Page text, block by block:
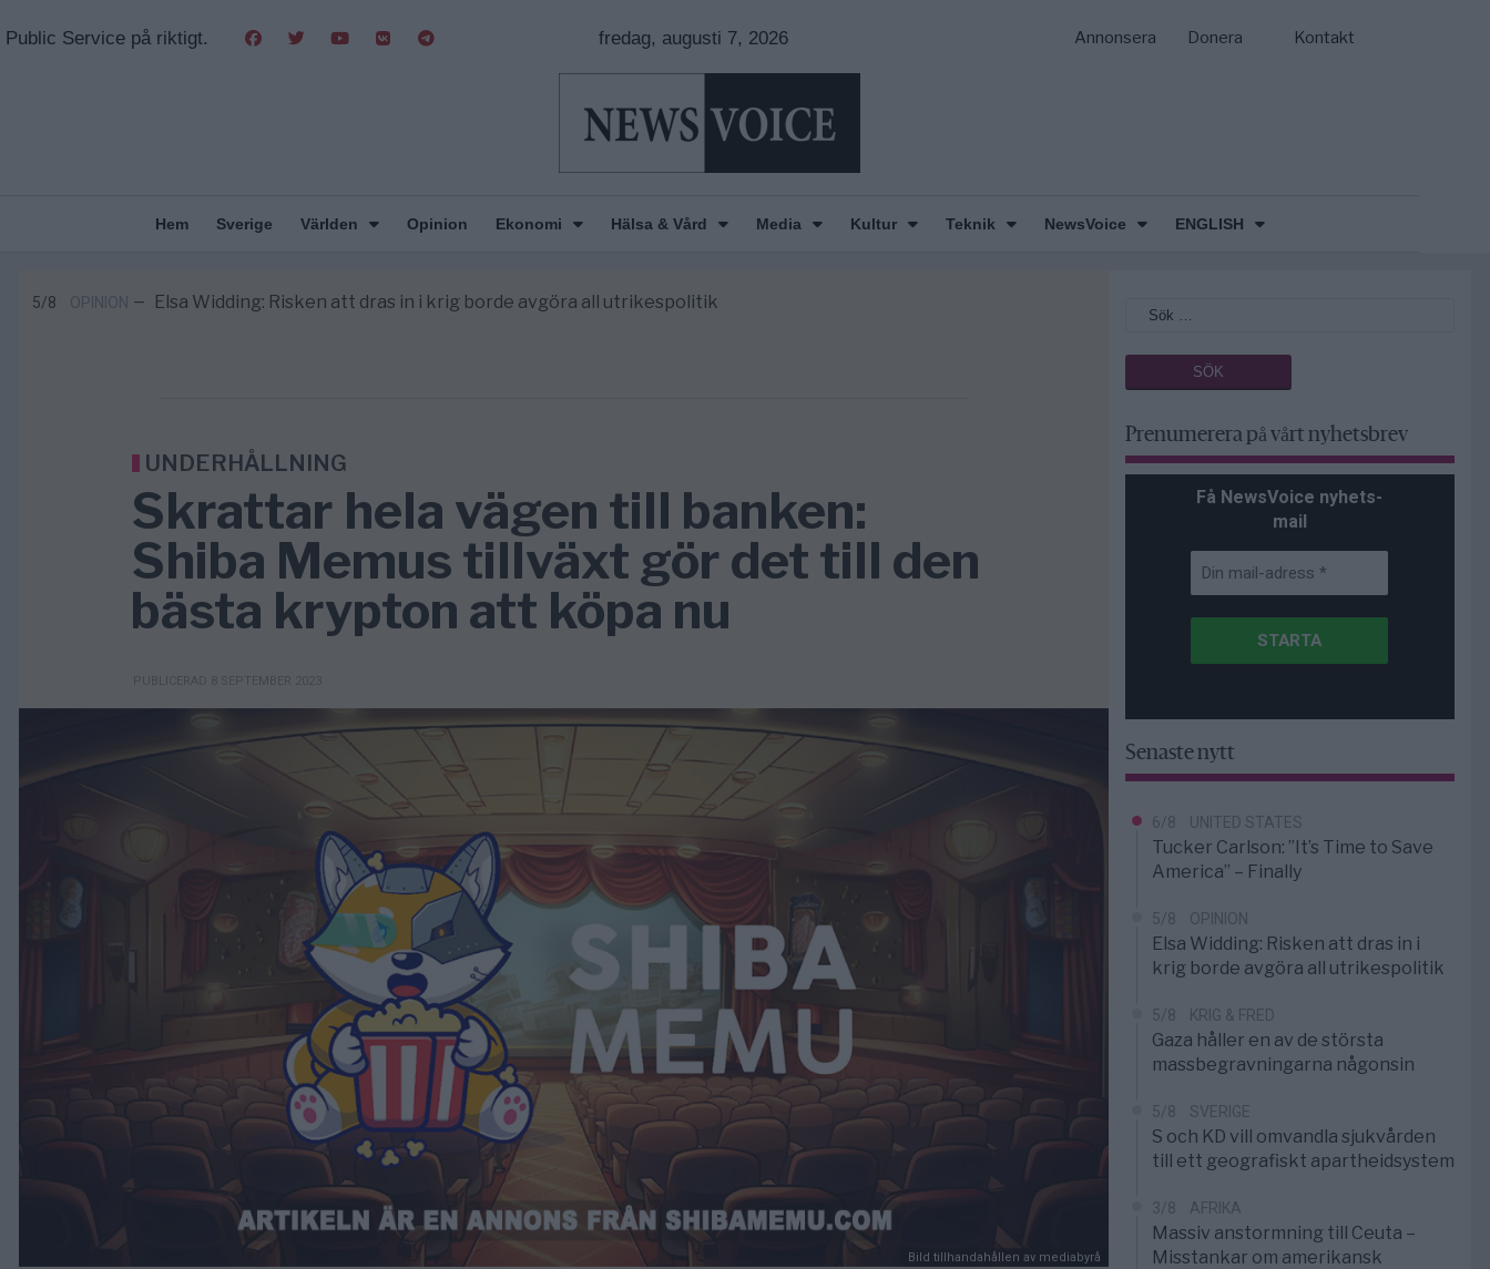
Public Service på riktigt. fredag, augusti 7, 2026 Annonsera Donera Kontakt
Hem Sverige Världen Opinion Ekonomi Hälsa & Vård Media Kultur Teknik NewsVoice
ENGLISH
5/8 OPINION — Elsa Widding: Risken att dras in i krig borde avgöra all utrikespolitik
UNDERHÅLLNING
Skrattar hela vägen till banken:
Shiba Memus tillväxt gör det till den
bästa krypton att köpa nu
PUBLICERAD 8 SEPTEMBER 2023
Bild tillhandahållen av mediabyrå
Prenumerera på vårt nyhetsbrev
Få NewsVoice nyhets-
mail
Senaste nytt
6/8 UNITED STATES
Tucker Carlson: ”It’s Time to Save
America” – Finally
5/8 OPINION
Elsa Widding: Risken att dras in i
krig borde avgöra all utrikespolitik
5/8 KRIG & FRED
Gaza håller en av de största
massbegravningarna någonsin
5/8 SVERIGE
S och KD vill omvandla sjukvården
till ett geografiskt apartheidsystem
3/8 AFRIKA
Massiv anstormning till Ceuta –
Misstankar om amerikansk